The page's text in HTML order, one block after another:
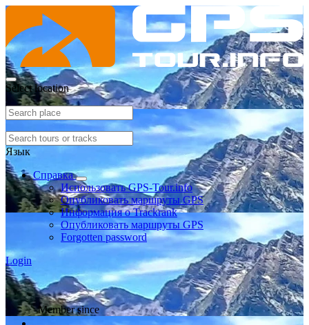
Select location
Язык
Справка
Использовать GPS-Tour.info
Опубликовать маршруты GPS
Информация о Trackrank
Опубликовать маршруты GPS
Forgotten password
Login
Member since